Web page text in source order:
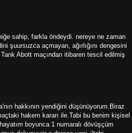
sahip, farkla öndeydi. nereye ne zaman
şuursuzca açmayan, ağırlığını dengesini
Abott maçından itibaren tescil edilmiş
hakkının yendiğini düşünüyorum.Biraz
hakem kararı ile.Tabi bu benim kişisel
boyunca 1 numaralı dövüşçüm